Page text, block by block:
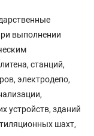
выполнении
станций,
электродепо,
устройств, зданий
шахт,